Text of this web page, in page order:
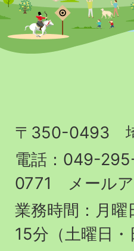
〒350-0493 埼
電話：049-
0771 メールア
業務時間：月
15分（土曜日